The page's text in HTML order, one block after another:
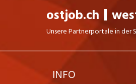
ostjob.ch
Unsere Partnerportale in der
INFO